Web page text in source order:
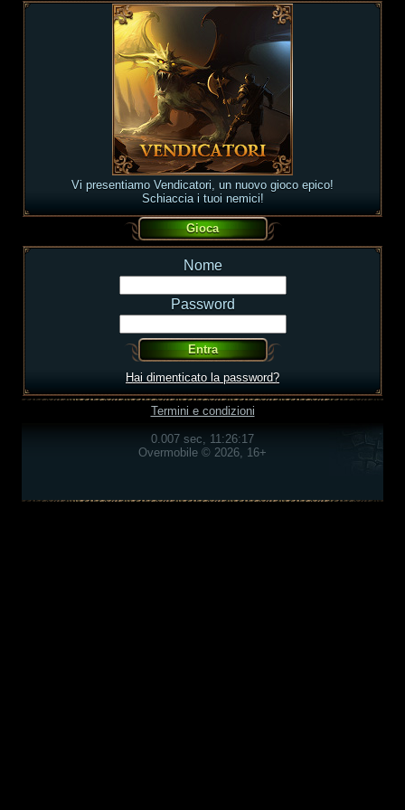
Vi presentiamo Vendicatori, un nuovo gioco epico!
Schiaccia i tuoi nemici!
Nome
Password
Hai dimenticato la password?
Termini e condizioni
0.007 sec, 11:26:17
Overmobile © 2026, 16+